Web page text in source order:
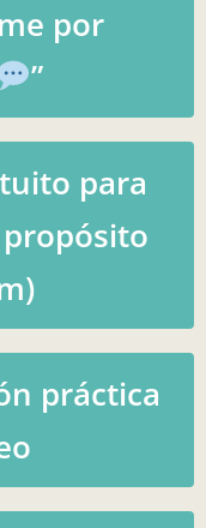
por
”
para
práctica